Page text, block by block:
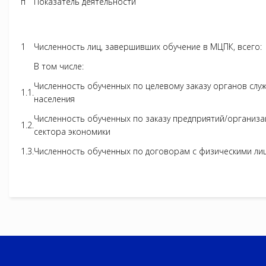
1
Численность лиц, завершивших обучение в МЦПК, всего:
В том числе:
1.1.
Численность обученных по целевому заказу органов
населения
1.2.
Численность обученных по заказу предприятий/
сектора экономики
1.3. Численность обученных по договорам с физическими